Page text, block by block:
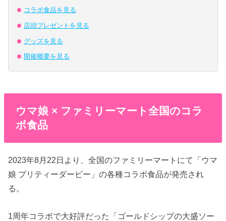
コラボ食品を見る
店頭プレゼントを見る
グッズを見る
開催概要を見る
ウマ娘 × ファミリーマート全国のコラ
ボ食品
2023年8月22日より、全国のファミリーマートにて「ウマ
娘 プリティーダービー」の各種コラボ食品が発売され
る。
1周年コラボで大好評だった「ゴールドシップの大盛ソー